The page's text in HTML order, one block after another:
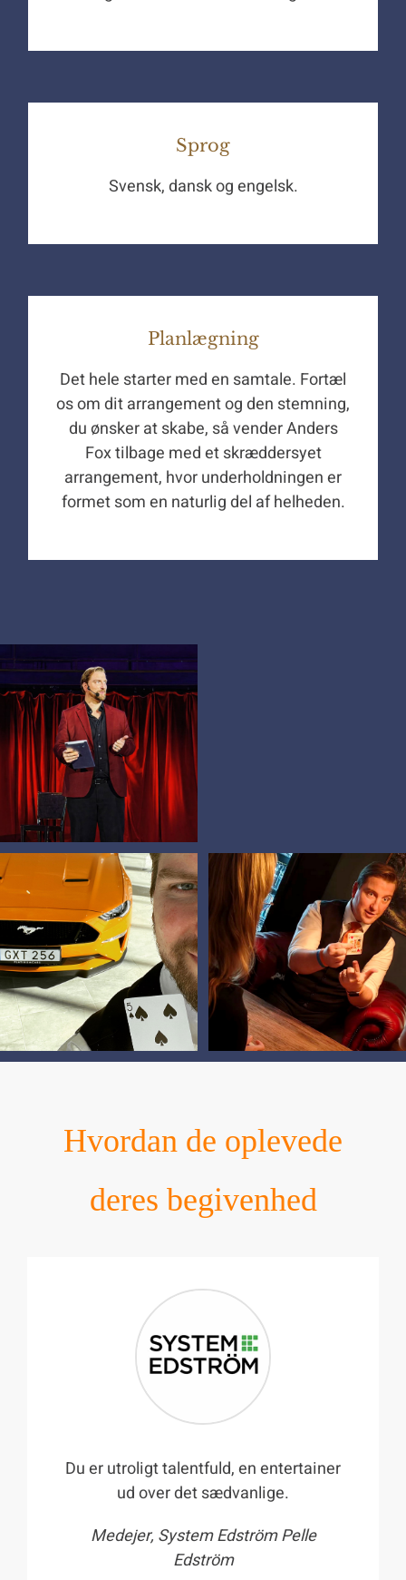
Sprog
Svensk, dansk og engelsk.
Planlægning
Det hele starter med en samtale. Fortæl
os om dit arrangement og den stemning,
du ønsker at skabe, så vender Anders
Fox tilbage med et skræddersyet
arrangement, hvor underholdningen er
formet som en naturlig del af helheden.
Hvordan de oplevede
deres begivenhed
Du er utroligt talentfuld, en entertainer
ud over det sædvanlige.
Medejer, System Edström Pelle
Edström